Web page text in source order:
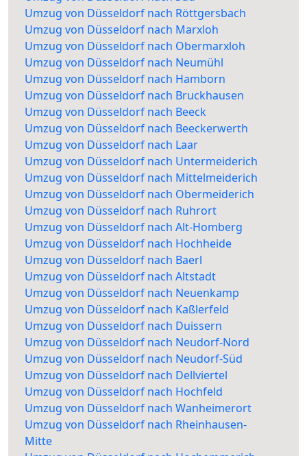
Umzug von Düsseldorf nach Röttgersbach
Umzug von Düsseldorf nach Marxloh
Umzug von Düsseldorf nach Obermarxloh
Umzug von Düsseldorf nach Neumühl
Umzug von Düsseldorf nach Hamborn
Umzug von Düsseldorf nach Bruckhausen
Umzug von Düsseldorf nach Beeck
Umzug von Düsseldorf nach Beeckerwerth
Umzug von Düsseldorf nach Laar
Umzug von Düsseldorf nach Untermeiderich
Umzug von Düsseldorf nach Mittelmeiderich
Umzug von Düsseldorf nach Obermeiderich
Umzug von Düsseldorf nach Ruhrort
Umzug von Düsseldorf nach Alt-Homberg
Umzug von Düsseldorf nach Hochheide
Umzug von Düsseldorf nach Baerl
Umzug von Düsseldorf nach Altstadt
Umzug von Düsseldorf nach Neuenkamp
Umzug von Düsseldorf nach Kaßlerfeld
Umzug von Düsseldorf nach Duissern
Umzug von Düsseldorf nach Neudorf-Nord
Umzug von Düsseldorf nach Neudorf-Süd
Umzug von Düsseldorf nach Dellviertel
Umzug von Düsseldorf nach Hochfeld
Umzug von Düsseldorf nach Wanheimerort
Umzug von Düsseldorf nach Rheinhausen-
Mitte